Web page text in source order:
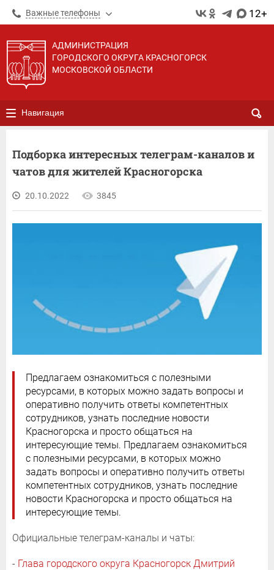
Важные телефоны 12+
АДМИНИСТРАЦИЯ
ГОРОДСКОГО ОКРУГА КРАСНОГОРСК
МОСКОВСКОЙ ОБЛАСТИ
Навигация
Подборка интересных телеграм-каналов и
чатов для жителей Красногорска
20.10.2022 3845
Предлагаем ознакомиться с полезными
ресурсами, в которых можно задать вопросы и
оперативно получить ответы компетентных
сотрудников, узнать последние новости
Красногорска и просто общаться на
интересующие темы. Предлагаем ознакомиться
с полезными ресурсами, в которых можно
задать вопросы и оперативно получить ответы
компетентных сотрудников, узнать последние
новости Красногорска и просто общаться на
интересующие темы.
Официальные телеграм-каналы и чаты:
- Глава городского округа Красногорск Дмитрий